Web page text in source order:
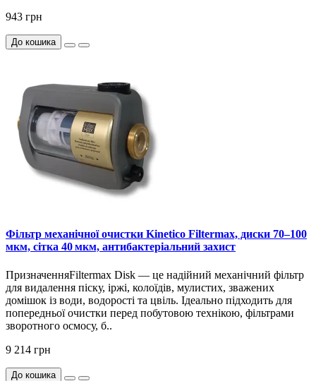
943 грн
До кошика
Фільтр механічної очистки Kinetico Filtermax, диски 70–100
мкм, сітка 40 мкм, антибактеріальний захист
ПризначенняFiltermax Disk — це надійний механічний фільтр
для видалення піску, іржі, колоїдів, мулистих, зважених
домішок із води, водорості та цвіль. Ідеально підходить для
попередньої очистки перед побутовою технікою, фільтрами
зворотного осмосу, б..
9 214 грн
До кошика